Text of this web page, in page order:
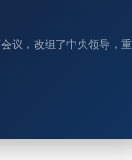
议，改组了中央领导，重